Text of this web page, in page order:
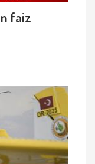
faiz